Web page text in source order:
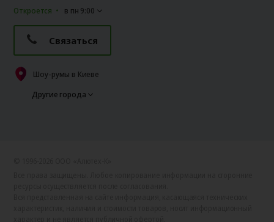
Откроется в пн 9:00
Связаться
Шоу-румы в Киеве
Другие города